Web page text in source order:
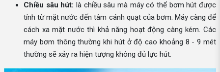
Chiều sâu hút: là chiều sâu mà máy có thể bơm hút được
tính từ mặt nước đến tâm cánh quạt của bơm. Máy càng để
cách xa mặt nước thì khả năng hoạt động càng kém. Các
máy bơm thông thường khi hút ở độ cao khoảng 8 - 9 mét
thường sẽ xảy ra hiện tượng không đủ lực hút.